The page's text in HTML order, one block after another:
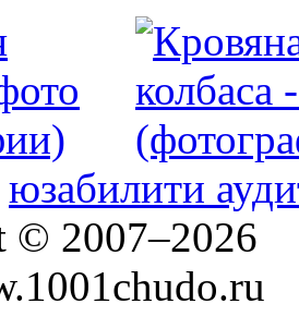
юзабилити
© 2007–2026